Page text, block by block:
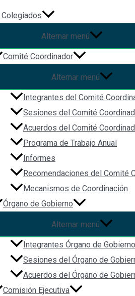
Alternar menú
Comité Coordinador
Alternar menú
Integrantes del Comité
Sesiones del Comité
Acuerdos del Comité
Programa de Trabajo Anual
Informes
Recomendaciones del Comité
Mecanismos de Coordinación
Órgano de Gobierno
Alternar menú
Integrantes Órgano de Gobierno
Sesiones del Órgano de
Acuerdos del Órgano de
Comisión Ejecutiva
en la reunión
de los avances en el Programa
del Sistema Nacional